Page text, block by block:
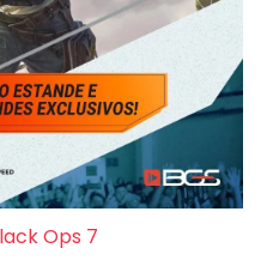
Ops 7